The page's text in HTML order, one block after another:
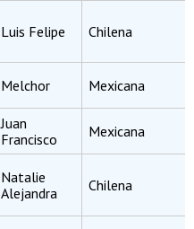
Luis Felipe Chilena
Melchor Mexicana
Juan
Francisco
Mexicana
Natalie
Alejandra
Chilena